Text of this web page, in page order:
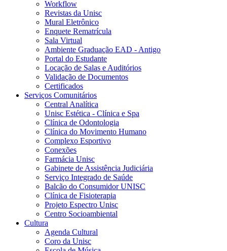
Workflow
Revistas da Unisc
Mural Eletrônico
Enquete Rematrícula
Sala Virtual
Ambiente Graduação EAD - Antigo
Portal do Estudante
Locação de Salas e Auditórios
Validação de Documentos
Certificados
Serviços Comunitários
Central Analítica
Unisc Estética - Clínica e Spa
Clínica de Odontologia
Clínica do Movimento Humano
Complexo Esportivo
Conexões
Farmácia Unisc
Gabinete de Assistência Judiciária
Serviço Integrado de Saúde
Balcão do Consumidor UNISC
Clínica de Fisioterapia
Projeto Espectro Unisc
Centro Socioambiental
Cultura
Agenda Cultural
Coro da Unisc